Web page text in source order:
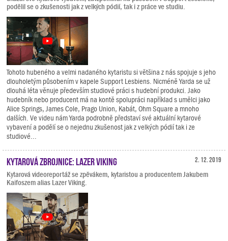
podělil se o zkušenosti jak z velkých pódií, tak i z práce ve studiu.
Tohoto hubeného a velmi nadaného kytaristu si většina z nás spojuje s jeho
dlouholetým působením v kapele Support Lesbiens. Nicméně Yarda se už
dlouhá léta věnuje především studiové práci s hudební produkci. Jako
hudebník nebo producent má na kontě spolupráci například s umělci jako
Alice Springs, James Cole, Prago Union, Kabát, Ohm Square a mnoho
dalších. Ve videu nám Yarda podrobně představí své aktuální kytarové
vybavení a podělí se o nejednu zkušenost jak z velkých pódií tak i ze
studiové...
2. 12. 2019
Kytarová zbrojnice: Lazer Viking
Kytarová videoreportáž se zpěvákem, kytaristou a producentem Jakubem
Kaifoszem alias Lazer Viking.